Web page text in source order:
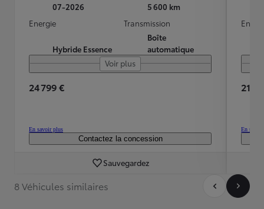
07-2026
5 600 km
Energie
Hybride Essence
Transmission
Boîte
automatique
Voir plus
24 799 €
En savoir plus
Contactez la concession
Sauvegardez
21
En
8 Véhicules similaires